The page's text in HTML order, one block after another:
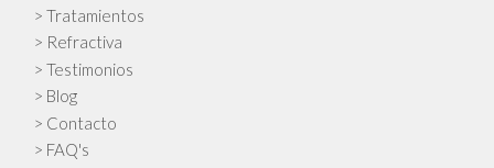
> Tratamientos
> Refractiva
> Testimonios
> Blog
> Contacto
> FAQ's